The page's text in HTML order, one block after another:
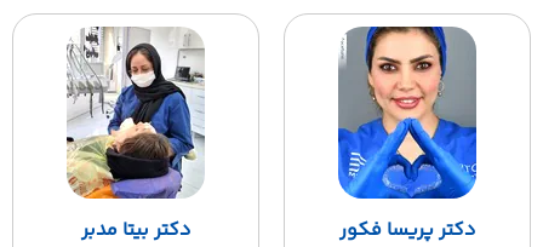
دکتر پریسا فکور
دکتر بیتا مدبر